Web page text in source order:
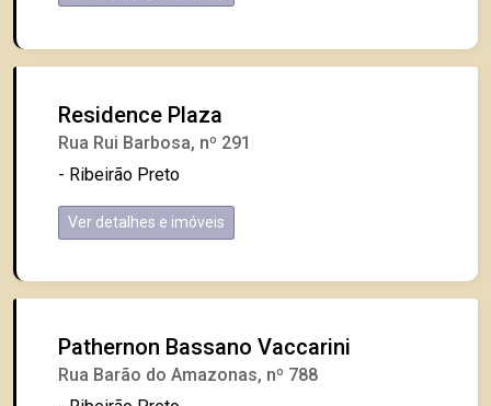
Residence Plaza
Rua Rui Barbosa, nº 291
- Ribeirão Preto
Ver detalhes e imóveis
Pathernon Bassano Vaccarini
Rua Barão do Amazonas, nº 788